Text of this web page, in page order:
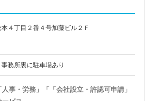
４丁目２番４号加藤ビル２Ｆ
務所裏に駐車場あり
人事・労務」「「会社設立・許認可申請」